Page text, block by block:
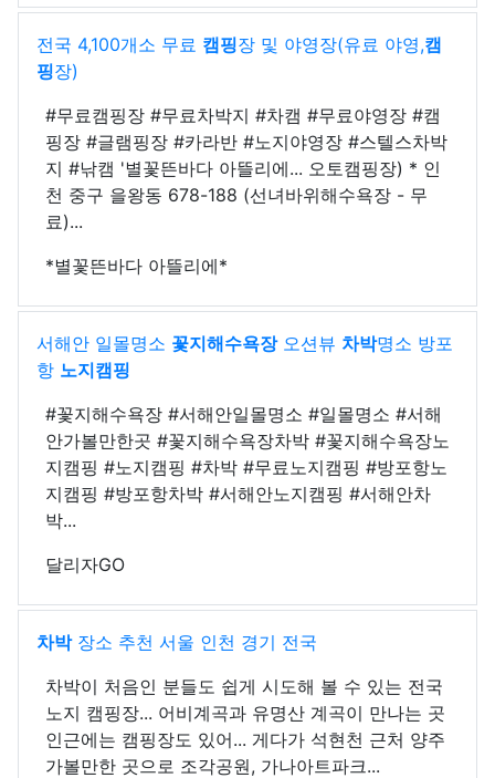
전국 4,100개소 무료 캠핑장 및 야영장(유료 야영,캠
핑장)
#무료캠핑장 #무료차박지 #차캠 #무료야영장 #캠
핑장 #글램핑장 #카라반 #노지야영장 #스텔스차박
지 #낚캠 '별꽃뜬바다 아뜰리에... 오토캠핑장) * 인
천 중구 을왕동 678-188 (선녀바위해수욕장 - 무
료)...
*별꽃뜬바다 아뜰리에*
서해안 일몰명소 꽃지해수욕장오션뷰 차박명소 방포
항 노지캠핑
#꽃지해수욕장 #서해안일몰명소 #일몰명소 #서해
안가볼만한곳 #꽃지해수욕장차박 #꽃지해수욕장노
지캠핑 #노지캠핑 #차박 #무료노지캠핑 #방포항노
지캠핑 #방포항차박 #서해안노지캠핑 #서해안차
박...
달리자GO
차박장소 추천 서울 인천 경기 전국
차박이 처음인 분들도 쉽게 시도해 볼 수 있는 전국
노지 캠핑장... 어비계곡과 유명산 계곡이 만나는 곳
인근에는 캠핑장도 있어... 게다가 석현천 근처 양주
가볼만한 곳으로 조각공원, 가나아트파크...